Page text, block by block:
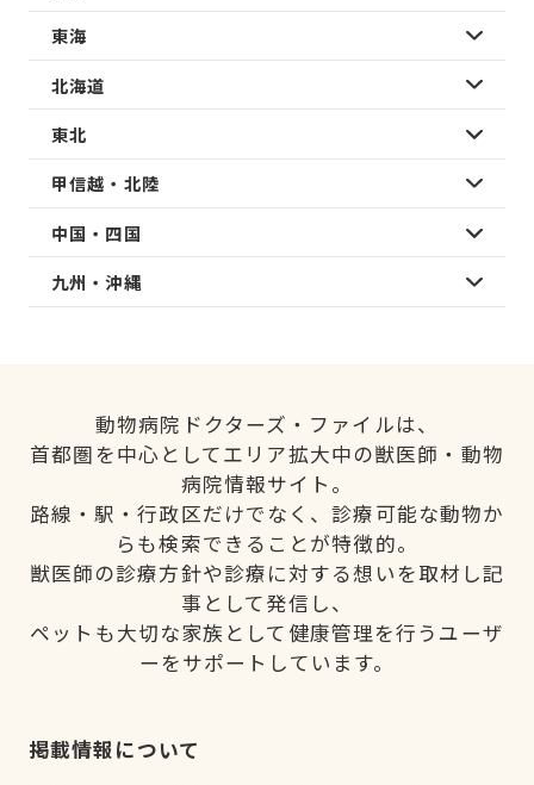
東海
北海道
東北
甲信越・北陸
中国・四国
九州・沖縄
動物病院ドクターズ・ファイルは、
首都圏を中心としてエリア拡大中の獣医師・動物
病院情報サイト。
路線・駅・行政区だけでなく、診療可能な動物か
らも検索できることが特徴的。
獣医師の診療方針や診療に対する想いを取材し記
事として発信し、
ペットも大切な家族として健康管理を行うユーザ
ーをサポートしています。
掲載情報について